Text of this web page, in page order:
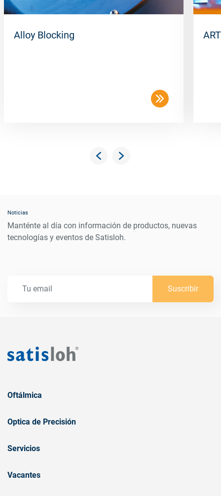
Alloy Blocking
Noticias
Manténte al día con información de productos, nuevas
tecnologías y eventos de Satisloh.
Suscribir
Oftálmica
Optica de Precisión
Servicios
Vacantes